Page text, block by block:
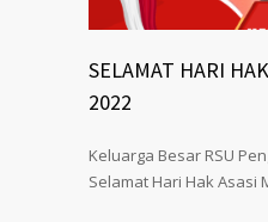
SELAMAT HARI
2022
Keluarga Besar RSU
Selamat Hari Hak Asasi